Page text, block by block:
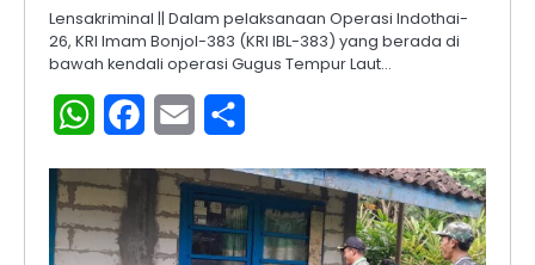
Lensakriminal || Dalam pelaksanaan Operasi Indothai-
26, KRI Imam Bonjol-383 (KRI IBL-383) yang berada di
bawah kendali operasi Gugus Tempur Laut…
WhatsAppFacebook
Email